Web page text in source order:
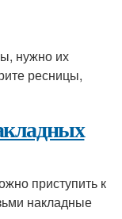
нужно их
ресницы,
приступить к
накладные